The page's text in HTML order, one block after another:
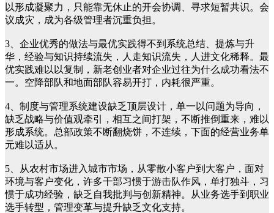
以形成凝聚力，只能靠无休止的开会协调、寻求短暂共识。会
议成灾，成为各级管理者沉重负担。
3、企业优秀的做法与最优实践得不到系统总结、提炼与升
华，经验与知识持续流失，人走知识流失，人进文化稀释。最
优实践难以以复制，新老创业者对企业过往为什么成功看法不
一。空降部队和地面部队容易开打，内耗很严重。
4、制度与管理系统建设缺乏顶层设计，单一以问题为导向，
缺乏战略与价值观牵引，相互之间打架，不断推倒重来，难以
形成系统。总部政策不断翻烧饼，不连续，下面的经营业务单
元难以适从。
5、从农村市场进入城市市场，从零散小客户到大客户，面对
环境与客户变化，许多干部习惯于游击队作风，单打独斗，习
惯于成功经验，缺乏自我批判与创新精神。从业务选手到职业
选手转型，管理变革与提升缺乏文化支持。